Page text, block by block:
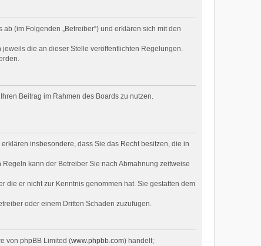
(im Folgenden „Betreiber“) und erklären sich mit den
die an dieser Stelle veröffentlichten Regelungen.
Beitrag im Rahmen des Boards zu nutzen.
insbesondere, dass Sie das Recht besitzen, die in
kann der Betreiber Sie nach Abmahnung zeitweise
die er nicht zur Kenntnis genommen hat. Sie gestatten dem
oder einem Dritten Schaden zuzufügen.
von phpBB Limited (www.phpbb.com) handelt;